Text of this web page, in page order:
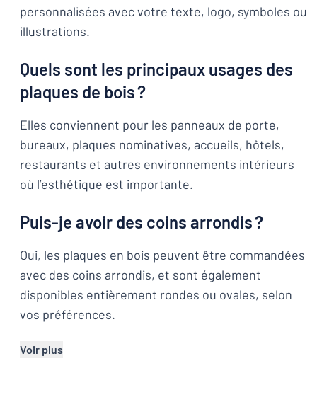
personnalisées avec votre texte, logo, symboles ou
illustrations.
Quels sont les principaux usages des
plaques de bois ?
Elles conviennent pour les panneaux de porte,
bureaux, plaques nominatives, accueils, hôtels,
restaurants et autres environnements intérieurs
où l’esthétique est importante.
Puis-je avoir des coins arrondis ?
Oui, les plaques en bois peuvent être commandées
avec des coins arrondis, et sont également
disponibles entièrement rondes ou ovales, selon
vos préférences.
Voir plus